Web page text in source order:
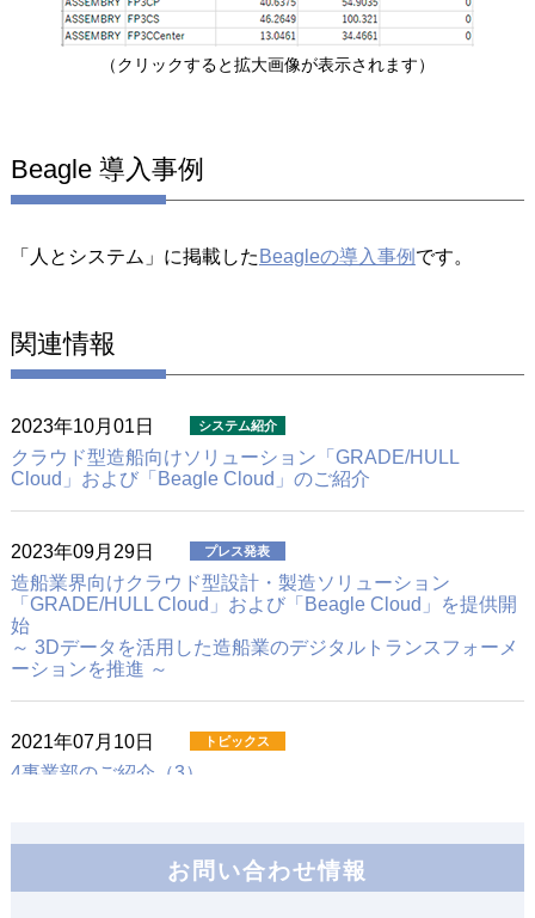
（クリックすると拡大画像が表示されます）
Beagle 導入事例
「人とシステム」に掲載した Beagleの導入事例 です。
関連情報
2023年10月01日
クラウド型造船向けソリューション 「GRADE/HULL
Cloud」および「Beagle Cloud」のご紹介
2023年09月29日
造船業界向けクラウド型設計・製造ソリューション
「GRADE/HULL Cloud」および「Beagle Cloud」を提供開
始
～ 3Dデータを活用した造船業のデジタルトランスフォーメ
ーションを推進 ～
2021年07月10日
4事業部のご紹介（3）
お問い合わせ情報